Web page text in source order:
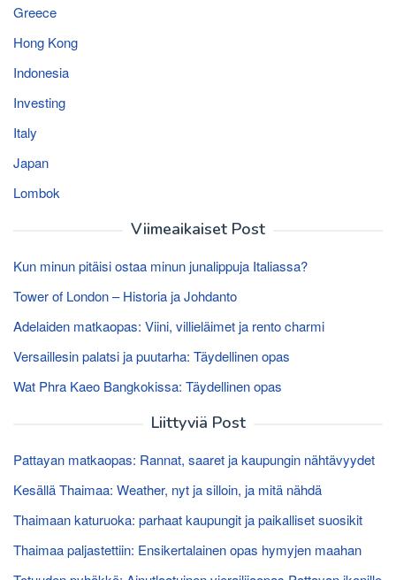
Greece
Hong Kong
Indonesia
Investing
Italy
Japan
Lombok
Viimeaikaiset Post
Kun minun pitäisi ostaa minun junalippuja Italiassa?
Tower of London – Historia ja Johdanto
Adelaiden matkaopas: Viini, villieläimet ja rento charmi
Versaillesin palatsi ja puutarha: Täydellinen opas
Wat Phra Kaeo Bangkokissa: Täydellinen opas
Liittyviä Post
Pattayan matkaopas: Rannat, saaret ja kaupungin nähtävyydet
Kesällä Thaimaa: Weather, nyt ja silloin, ja mitä nähdä
Thaimaan katuruoka: parhaat kaupungit ja paikalliset suosikit
Thaimaa paljastettiin: Ensikertalainen opas hymyjen maahan